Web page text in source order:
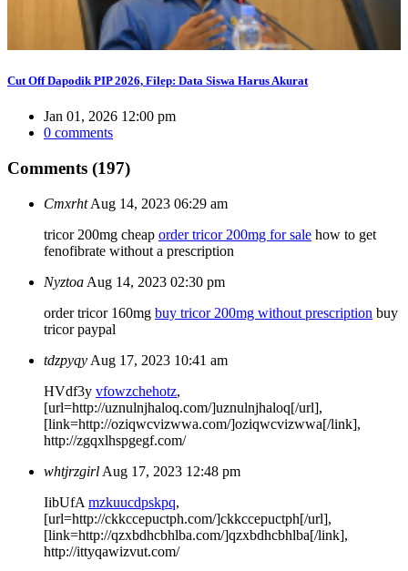
Cut Off Dapodik PIP 2026, Filep: Data Siswa Harus Akurat
Jan 01, 2026 12:00 pm
0 comments
Comments (197)
Cmxrht Aug 14, 2023 06:29 am
tricor 200mg cheap order tricor 200mg for sale how to get
fenofibrate without a prescription
Nyztoa Aug 14, 2023 02:30 pm
order tricor 160mg buy tricor 200mg without prescription buy
tricor paypal
tdzpyqy Aug 17, 2023 10:41 am
HVdf3y vfowzchehotz,
[url=http://uznulnjhaloq.com/]uznulnjhaloq[/url],
[link=http://oziqwcvizwwa.com/]oziqwcvizwwa[/link],
http://zgqxlhspgegf.com/
whtjrzgirl Aug 17, 2023 12:48 pm
IibUfA mzkuucdpskpq,
[url=http://ckkccepuctph.com/]ckkccepuctph[/url],
[link=http://qzxbdhcbhlba.com/]qzxbdhcbhlba[/link],
http://ittyqawizvut.com/